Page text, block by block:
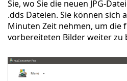
Sie, wo Sie die neuen JPG-
.dds Dateien. Sie können sich
Minuten Zeit nehmen, um die
vorbereiteten Bilder weiter zu